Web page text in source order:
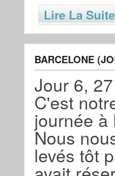
Lire La
BARCELONE
Jour 6,
C'est
journée à
Nous
levés tôt